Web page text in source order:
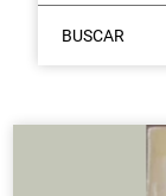
BUSCAR